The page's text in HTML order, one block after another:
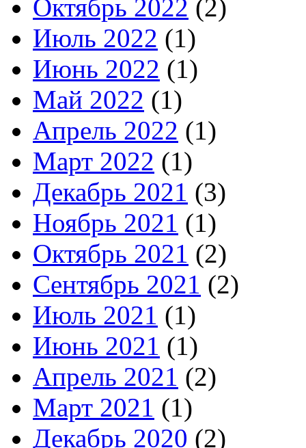
Октябрь 2022 (2)
Июль 2022 (1)
Июнь 2022 (1)
Май 2022 (1)
Апрель 2022 (1)
Март 2022 (1)
Декабрь 2021 (3)
Ноябрь 2021 (1)
Октябрь 2021 (2)
Сентябрь 2021 (2)
Июль 2021 (1)
Июнь 2021 (1)
Апрель 2021 (2)
Март 2021 (1)
Декабрь 2020 (2)